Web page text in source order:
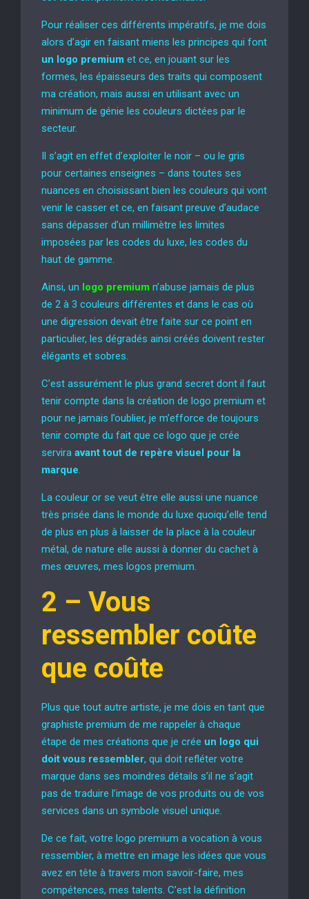
Pour réaliser ces différents impératifs, je me dois
alors d’agir en faisant miens les principes qui font
un logo premium et ce, en jouant sur les
formes, les épaisseurs des traits qui composent
ma création, mais aussi en utilisant avec un
minimum de génie les couleurs dictées par le
secteur.
Il s’agit en effet d’exploiter le noir – ou le gris
pour certaines enseignes – dans toutes ses
nuances en choisissant bien les couleurs qui vont
venir le casser et ce, en faisant preuve d’audace
sans dépasser d’un millimètre les limites
imposées par les codes du luxe, les codes du
haut de gamme.
Ainsi, un logo premium n’abuse jamais de plus
de 2 à 3 couleurs différentes et dans le cas où
une digression devait être faite sur ce point en
particulier, les dégradés ainsi créés doivent rester
élégants et sobres.
C’est assurément le plus grand secret dont il faut
tenir compte dans la création de logo premium et
pour ne jamais l’oublier, je m’efforce de toujours
tenir compte du fait que ce logo que je crée
servira avant tout de repère visuel pour la
marque.
La couleur or se veut être elle aussi une nuance
très prisée dans le monde du luxe quoiqu’elle tend
de plus en plus à laisser de la place à la couleur
métal, de nature elle aussi à donner du cachet à
mes œuvres, mes logos premium.
2 – Vous
ressembler coûte
que coûte
Plus que tout autre artiste, je me dois en tant que
graphiste premium de me rappeler à chaque
étape de mes créations que je crée un logo qui
doit vous ressembler, qui doit refléter votre
marque dans ses moindres détails s’il ne s’agit
pas de traduire l’image de vos produits ou de vos
services dans un symbole visuel unique.
De ce fait, votre logo premium a vocation à vous
ressembler, à mettre en image les idées que vous
avez en tête à travers mon savoir-faire, mes
compétences, mes talents. C’est la définition